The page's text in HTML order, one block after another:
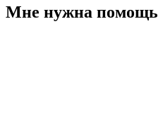
Мне нужна помощь